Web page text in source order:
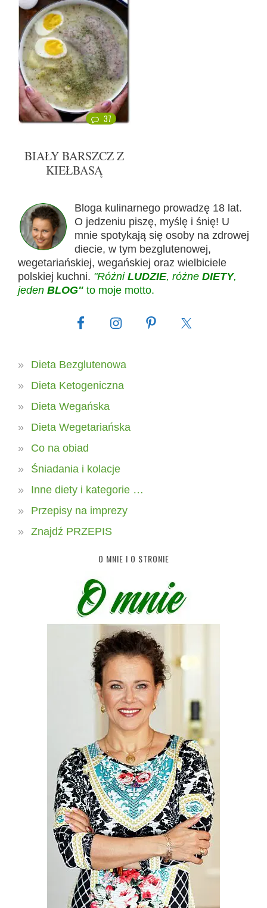
37
BIAŁY BARSZCZ Z
KIEŁBASĄ
Bloga kulinarnego prowadzę 18 lat.
O jedzeniu piszę, myślę i śnię! U
mnie spotykają się osoby na zdrowej
diecie, w tym bezglutenowej,
wegetariańskiej, wegańskiej oraz wielbiciele
polskiej kuchni. "Różni LUDZIE, różne DIETY,
jeden BLOG" to moje motto.
Dieta Bezglutenowa
Dieta Ketogeniczna
Dieta Wegańska
Dieta Wegetariańska
Co na obiad
Śniadania i kolacje
Inne diety i kategorie …
Przepisy na imprezy
Znajdź PRZEPIS
O MNIE I O STRONIE